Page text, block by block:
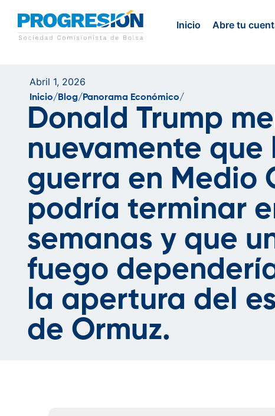
Inicio Abre tu
Abril 1, 2026
Inicio/ Blog/ Panorama Económico/
Donald Trump
nuevamente que
guerra en Medio
podría terminar
semanas y que
fuego
la apertura del
de Ormuz.